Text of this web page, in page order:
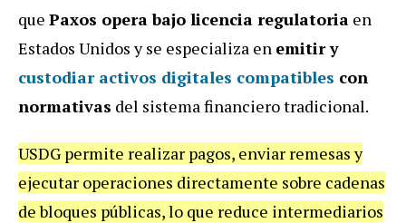
que Paxos opera bajo licencia regulatoria en
Estados Unidos y se especializa en emitir y
custodiar activos digitales compatibles con
normativas del sistema financiero tradicional.
USDG permite realizar pagos, enviar remesas y
ejecutar operaciones directamente sobre cadenas
de bloques públicas, lo que reduce intermediarios